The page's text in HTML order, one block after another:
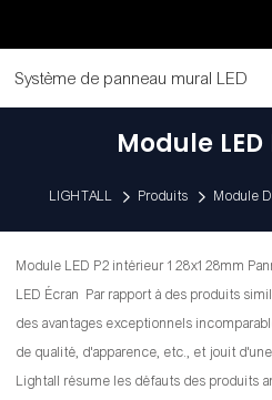
Système de panneau mural LED
Module
LIGHTALL Produits Module
Module LED P2 intérieur 128x128mm
LED Écran Par rapport à des produits
des avantages exceptionnels
de qualité, d'apparence, etc., et jouit
Lightall résume les défauts des produits